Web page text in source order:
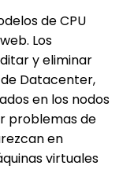
de CPU
Los
y eliminar
Datacenter,
en los nodos
problemas de
en
virtuales